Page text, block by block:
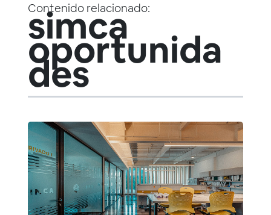
Contenido relacionado:
simca
oportunida
des